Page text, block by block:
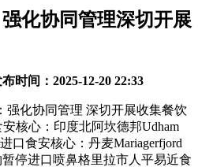
化协同管理深切开展
时间： 2025-12-20 22:33
化协同管理 深切开展收集餐饮
核心：印度北阿坎德邦Udham
口食安核心：丹麦Mariagerfjord
停进口喷鼻格里拉市人平易近食